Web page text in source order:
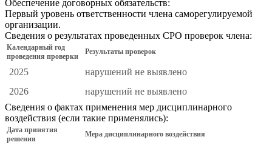
Обеспечение договорных обязательств:
Первый уровень ответственности члена саморегулируемой
организации.
Сведения о результатах проведенных СРО проверок члена:
Календарный год
проведения проверки
Результаты проверок
2025
нарушений не выявлено
2026
нарушений не выявлено
Сведения о фактах применения мер дисциплинарного
воздействия (если такие применялись):
Дата принятия
решения
Мера дисциплинарного воздействия